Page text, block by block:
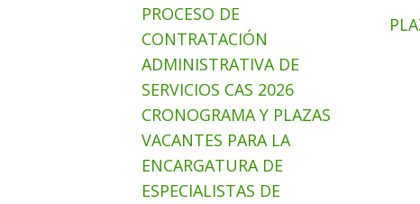
PROCESO DE
CONTRATACIÓN
ADMINISTRATIVA DE
SERVICIOS CAS 2026
CRONOGRAMA Y PLAZAS
VACANTES PARA LA
ENCARGATURA DE
ESPECIALISTAS DE